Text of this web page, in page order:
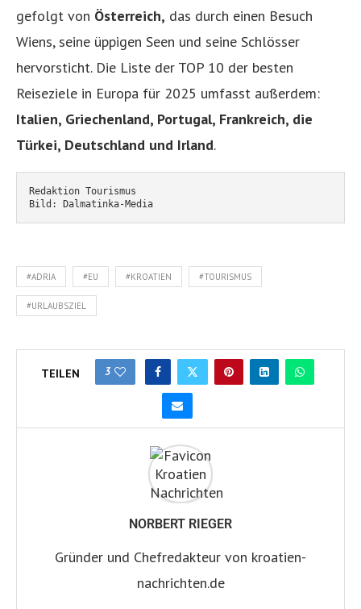
gefolgt von Österreich, das durch einen Besuch
Wiens, seine üppigen Seen und seine Schlösser
hervorsticht. Die Liste der TOP 10 der besten
Reiseziele in Europa für 2025 umfasst außerdem:
Italien, Griechenland, Portugal, Frankreich, die
Türkei, Deutschland und Irland.
Redaktion Tourismus
Bild: Dalmatinka-Media
#ADRIA #EU #KROATIEN #TOURISMUS
#URLAUBSZIEL
TEILEN 3
NORBERT RIEGER
Gründer und Chefredakteur von kroatien-
nachrichten.de